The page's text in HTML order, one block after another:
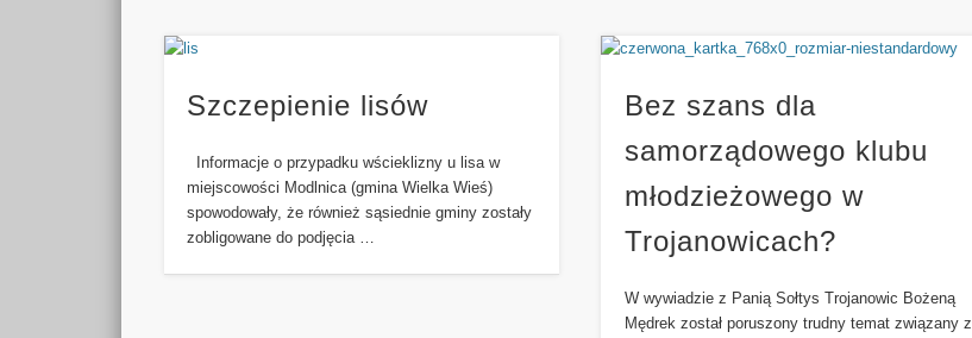
Szczepienie lisów
Informacje o przypadku wścieklizny u lisa w
miejscowości Modlnica (gmina Wielka Wieś)
spowodowały, że również sąsiednie gminy zostały
zobligowane do podjęcia …
Bez szans dla
samorządowego klubu
młodzieżowego w
Trojanowicach?
W wywiadzie z Panią Sołtys Trojanowic Bożeną
Mędrek został poruszony trudny temat związany z